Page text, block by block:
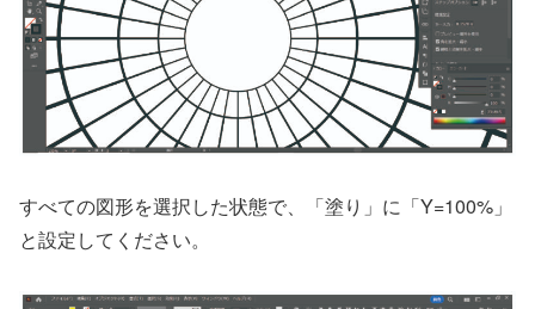
すべての図形を選択した状態で、「塗り」に「Y=100%」
と設定してください。